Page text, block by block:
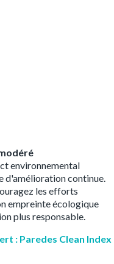
environnemental
d'amélioration continue.
les efforts
empreinte écologique
plus responsable.
: Paredes Clean Index